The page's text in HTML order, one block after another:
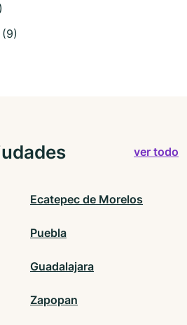
ver todo
Ecatepec de Morelos
Puebla
Guadalajara
Zapopan